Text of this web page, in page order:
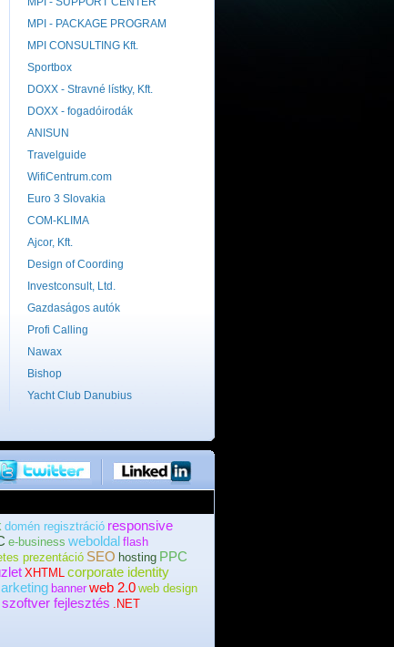
MPI - PACKAGE PROGRAM
MPI CONSULTING Kft.
Sportbox
DOXX - Stravné lístky, Kft.
DOXX - fogadóirodák
ANISUN
Travelguide
WifiCentrum.com
Euro 3 Slovakia
COM-KLIMA
Ajcor, Kft.
Design of Coording
Investconsult, Ltd.
Gazdaságos autók
Profi Calling
Nawax
Bishop
Yacht Club Danubius
domén regisztráció responsive
e-business weboldal flash
prezentáció SEO hosting PPC
XHTML corporate identity
banner web 2.0 web design
szoftver fejlesztés .NET